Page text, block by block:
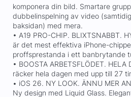
komponera din bild. Smartare
dubbelinspelning av video
baksidan) med mera.
• A19 PRO-CHIP. BLIXTSNABBT.
är det mest effektiva iPhone-
proffsprestanda i ett banbrytande
• BOOSTA ARBETSFLÖDET.
räcker hela dagen med upp till 27
• iOS 26. NY LOOK. ÄNNU MER
Ny design med Liquid Glass.